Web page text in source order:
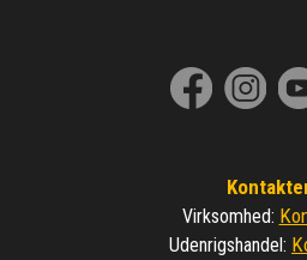
Virksomhed:
Udenrigshandel: